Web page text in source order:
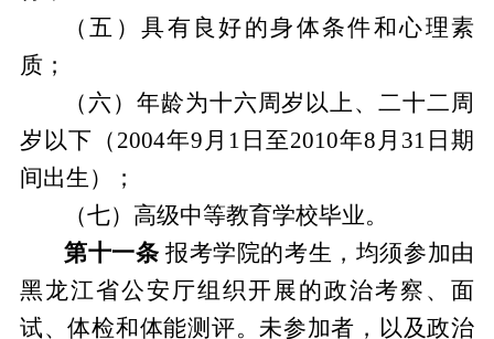
（五）具有良好的身体条件和心理素
质；
（六）年龄为十六周岁以上、二十二周
岁以下（ 2004年9月1日至2010年8月31日期
间出生）；
（七）高级中等教育学校毕业。
第十一条 报考学院的考生， 均须参加由
黑龙江省公安厅组织开展的政治考察、面
试、体检和体能测评。未参加者，以及政治